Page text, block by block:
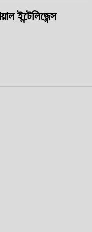
ইন্টেলিজেন্স